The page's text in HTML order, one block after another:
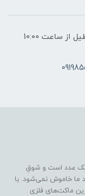
ساعات پاسخگویی: فقط روزهای غیر تعطیل از ساعت 10:00
یک عدد است و شوقِ
ما خاموش نمی‌شود. با
ماکت‌های فلزی